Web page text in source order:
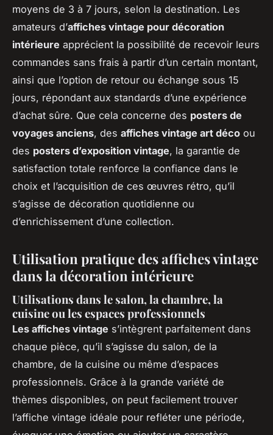
moyens de 3 à 7 jours, selon la destination. Les
amateurs d’affiches vintage pour décoration
intérieure apprécient la possibilité de recevoir leurs
commandes sans frais à partir d’un certain montant,
ainsi que l’option de retour ou échange sous 15
jours, répondant aux standards d’une expérience
d’achat sûre. Que cela concerne des posters de
voyages anciens, des affiches vintage art déco ou
des posters d’exposition vintage, la garantie de
satisfaction totale renforce la confiance dans le
choix et l’acquisition de ces œuvres rétro, qu’il
s’agisse de décoration quotidienne ou
d’enrichissement d’une collection.
Utilisation pratique des affiches vintage
dans la décoration intérieure
Utilisations dans le salon, la chambre, la
cuisine ou les espaces professionnels
Les affiches vintage s’intègrent parfaitement dans
chaque pièce, qu’il s’agisse du salon, de la
chambre, de la cuisine ou même d’espaces
professionnels. Grâce à la grande variété de
thèmes disponibles, on peut facilement trouver
l’affiche vintage idéale pour refléter une période,